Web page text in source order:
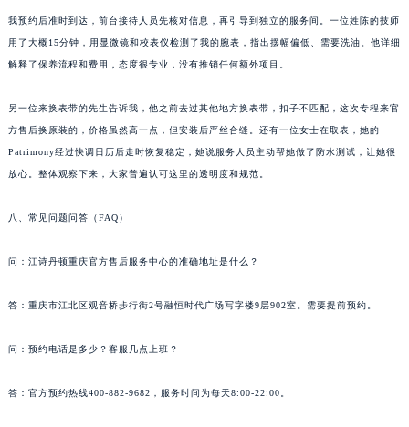
我预约后准时到达，前台接待人员先核对信息，再引导到独立的服务间。一位姓陈的技师
用了大概15分钟，用显微镜和校表仪检测了我的腕表，指出摆幅偏低、需要洗油。他详细
解释了保养流程和费用，态度很专业，没有推销任何额外项目。
另一位来换表带的先生告诉我，他之前去过其他地方换表带，扣子不匹配，这次专程来官
方售后换原装的，价格虽然高一点，但安装后严丝合缝。还有一位女士在取表，她的
Patrimony经过快调日历后走时恢复稳定，她说服务人员主动帮她做了防水测试，让她很
放心。整体观察下来，大家普遍认可这里的透明度和规范。
八、常见问题问答（FAQ）
问：江诗丹顿重庆官方售后服务中心的准确地址是什么？
答：重庆市江北区观音桥步行街2号融恒时代广场写字楼9层902室。需要提前预约。
问：预约电话是多少？客服几点上班？
答：官方预约热线400-882-9682，服务时间为每天8:00-22:00。